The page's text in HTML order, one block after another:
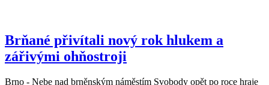
Brňané přivítali nový rok hlukem a
zářivými ohňostroji
Brno - Nebe nad brněnským náměstím Svobody opět po roce hraje